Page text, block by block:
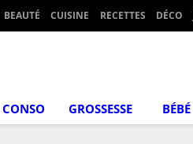
BEAUTÉ CUISINE RECETTES DÉCO
CONSO GROSSESSE BÉBÉ